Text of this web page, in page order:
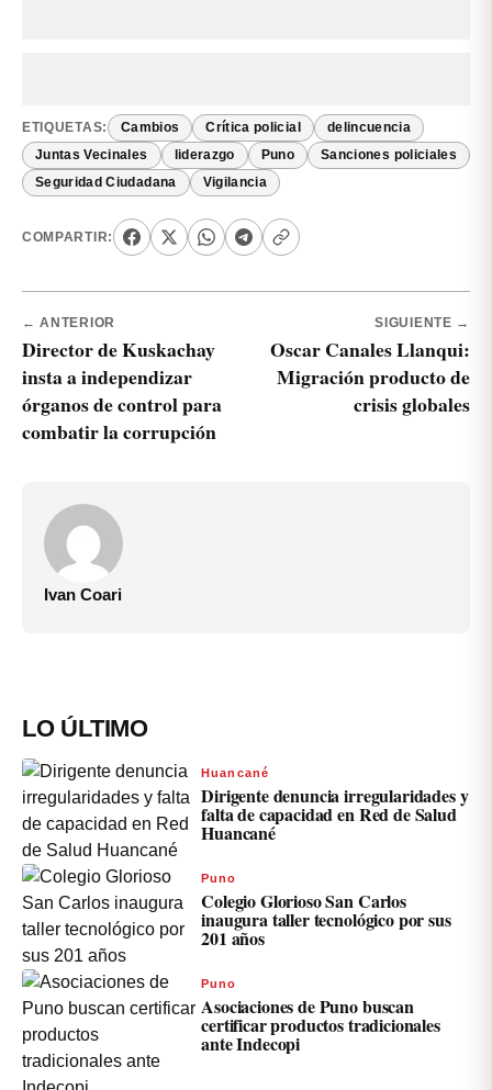
ETIQUETAS: Cambios Crítica policial delincuencia
Juntas Vecinales liderazgo Puno Sanciones policiales
Seguridad Ciudadana Vigilancia
COMPARTIR:
← ANTERIOR
Director de Kuskachay
insta a independizar
órganos de control para
combatir la corrupción
SIGUIENTE →
Oscar Canales Llanqui:
Migración producto de
crisis globales
Ivan Coari
LO ÚLTIMO
Huancané
Dirigente denuncia irregularidades y
falta de capacidad en Red de Salud
Huancané
Puno
Colegio Glorioso San Carlos
inaugura taller tecnológico por sus
201 años
Puno
Asociaciones de Puno buscan
certificar productos tradicionales
ante Indecopi